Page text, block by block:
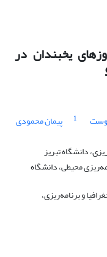
یخبندان در
1 پیمان محمودی
دانشگاه تبریز
محیطی، دانشگاه
و برنامه‌ریزی،